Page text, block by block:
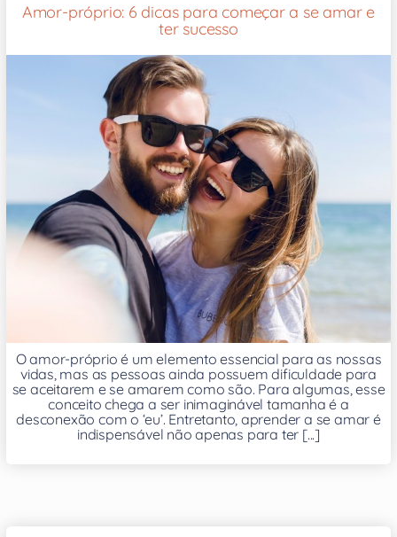
Amor-próprio: 6 dicas para começar a se amar e
ter sucesso
O amor-próprio é um elemento essencial para as nossas
vidas, mas as pessoas ainda possuem dificuldade para
se aceitarem e se amarem como são. Para algumas, esse
conceito chega a ser inimaginável tamanha é a
desconexão com o ‘eu’. Entretanto, aprender a se amar é
indispensável não apenas para ter [...]